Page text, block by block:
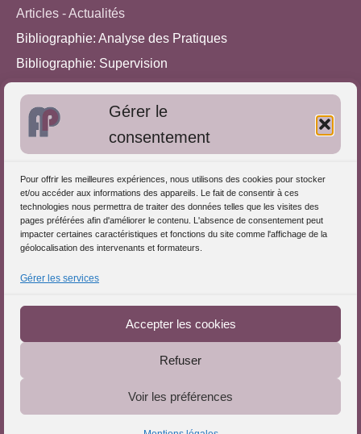
Gérer le
consentement
Pour offrir les meilleures expériences, nous utilisons des cookies pour stocker
et/ou accéder aux informations des appareils. Le fait de consentir à ces
technologies nous permettra de traiter des données telles que les visites des
pages préférées afin d'améliorer le contenu. L'absence de consentement peut
impacter certaines caractéristiques et fonctions du site comme l'affichage de la
géolocalisation des intervenants et formateurs.
Gérer les services
Accepter les cookies
Refuser
Voir les préférences
Articles - Actualités
Bibliographie: Analyse des Pratiques
Bibliographie: Supervision
Approches de l'Analyse des pratiques
S'inscrire dans l'Annuaire
Publiez vos formations
Charte déontologique
Le Portail de l'Analyse des Pratiques © 2025 - Tous droits
Téléchargez le Guide